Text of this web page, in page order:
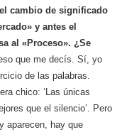
cambio de significado
y antes el
al «Proceso». ¿Se
que me decís. Sí, yo
de las palabras.
chico: ‘Las únicas
que el silencio’. Pero
aparecen, hay que